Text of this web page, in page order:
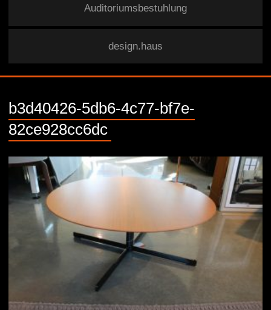
Auditoriumsbestuhlung
design.haus
b3d40426-5db6-4c77-bf7e-
82ce928cc6dc